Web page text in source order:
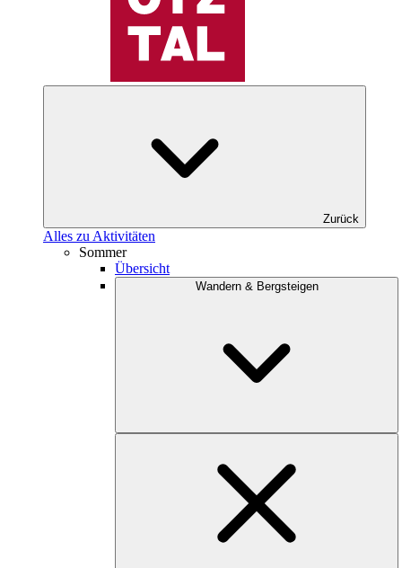
Zurück
Alles zu Aktivitäten
Sommer
Übersicht
Wandern & Bergsteigen